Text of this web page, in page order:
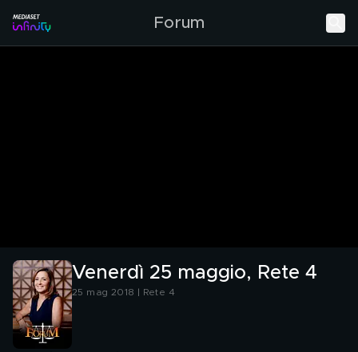
Forum
Venerdì 25 maggio, Rete 4
25 mag 2018 | Rete 4